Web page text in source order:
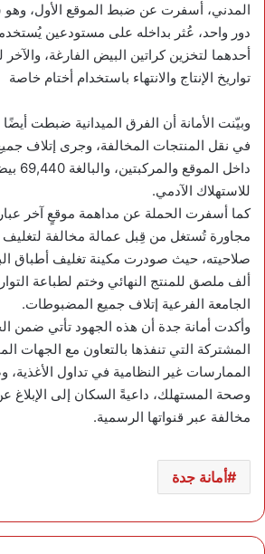
المدني، أسفرت عن ضبط الموقع الأول،
دور واحد، عُثر بداخله على مستودعين
أحدهما لتخزين كراتين البيض الفارغة، والآخر
تواريخ الإنتاج والانتهاء باستخدام أختام خاصة
وبيّنت الأمانة أن الفرق الميدانية ضبطت
في نقل المنتجات المخالفة، وجرى إتلاف
داخل
للاستهلاك الآدمي.
كما أسفرت الحملة عن مداهمة موقعٍ آخر
مجاورة تُستغل من قِبل عمالة مخالفة لتغليف
ألف ملصق للمنتج النهائي وختم لطباعة
الجامعة الفرعية إتلاف جميع المضبوطات.
وأكدت أمانة جدة أن هذه الجهود تأتي ضمن
المشتركة التي تنفذها بالتعاون مع الجهات
الممارسات غير النظامية في تداول
وصحة المستهلك، داعيةً السكان إلى الإبلاغ
مخالفة عبر قنواتها الرسمية.
أمانة جدة